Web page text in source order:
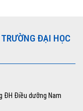
ĐẠI HỌC
ĐH Điều dưỡng Nam